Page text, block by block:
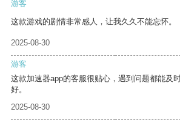
游客
这款游戏的剧情非常感人，让我久久不能忘怀。
2025-08-30
游客
这款加速器app的客服很贴心，遇到问题都能及
好。
2025-08-30